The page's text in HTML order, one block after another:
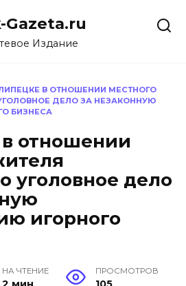
Gazeta.ru
Издание
В ОТНОШЕНИИ МЕСТНОГО
ДЕЛО ЗА НЕЗАКОННУЮ
БИЗНЕСА
отношении
уголовное дело
игорного
НА ЧТЕНИЕ ПРОСМОТРОВ